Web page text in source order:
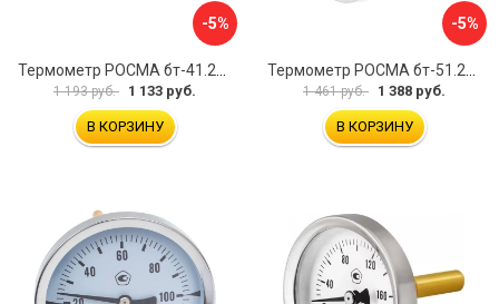
-5%
1 193 руб. 1 133 руб.
В КОРЗИНУ
-5%
1 461 руб. 1 388 руб.
В КОРЗИНУ